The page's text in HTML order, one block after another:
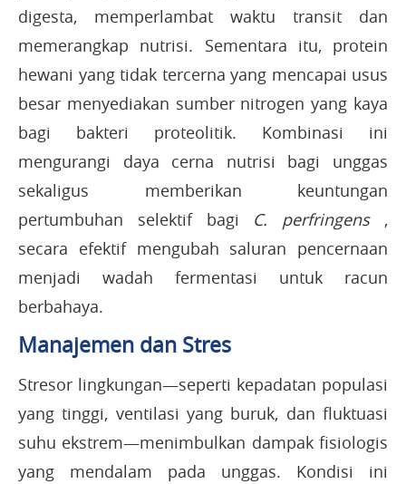
digesta, memperlambat waktu transit dan
memerangkap nutrisi. Sementara itu, protein
hewani yang tidak tercerna yang mencapai usus
besar menyediakan sumber nitrogen yang kaya
bagi bakteri proteolitik. Kombinasi ini
mengurangi daya cerna nutrisi bagi unggas
sekaligus memberikan keuntungan
pertumbuhan selektif bagi C. perfringens,
secara efektif mengubah saluran pencernaan
menjadi wadah fermentasi untuk racun
berbahaya.
Manajemen dan Stres
Stresor lingkungan—seperti kepadatan populasi
yang tinggi, ventilasi yang buruk, dan fluktuasi
suhu ekstrem—menimbulkan dampak fisiologis
yang mendalam pada unggas. Kondisi ini